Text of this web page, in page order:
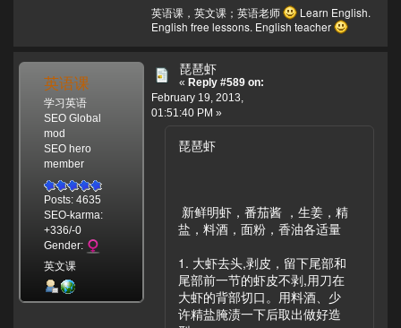
英语课，英文课；英语老师
Learn English.
English free lessons. English teacher
英语课
学习英语
SEO Global
mod
SEO hero
member
Posts: 4635
SEO-karma:
+336/-0
Gender:
英文课
琵琶虾
« Reply #589 on:
February 19, 2013,
01:51:40 PM »
琵琶虾
新鲜明虾，番茄酱 ，生姜，精
盐，料酒，面粉，香油各适量
1. 大虾去头,剥皮，留下尾部和
尾部前一节的虾皮不剥,用刀在
大虾的背部切口。用料酒、少
许精盐腌渍一下后取出做好造